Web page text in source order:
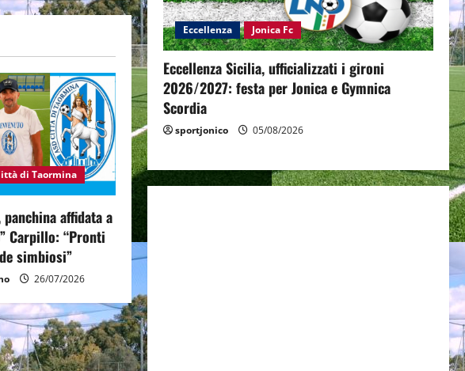
di Taormina
affidata a
Carpillo: “Pronti
simbiosi”
26/07/2026
Eccellenza Jonica Fc
Eccellenza Sicilia, ufficializzati i gironi
2026/2027: festa per Jonica e Gymnica
Scordia
sportjonico 05/08/2026